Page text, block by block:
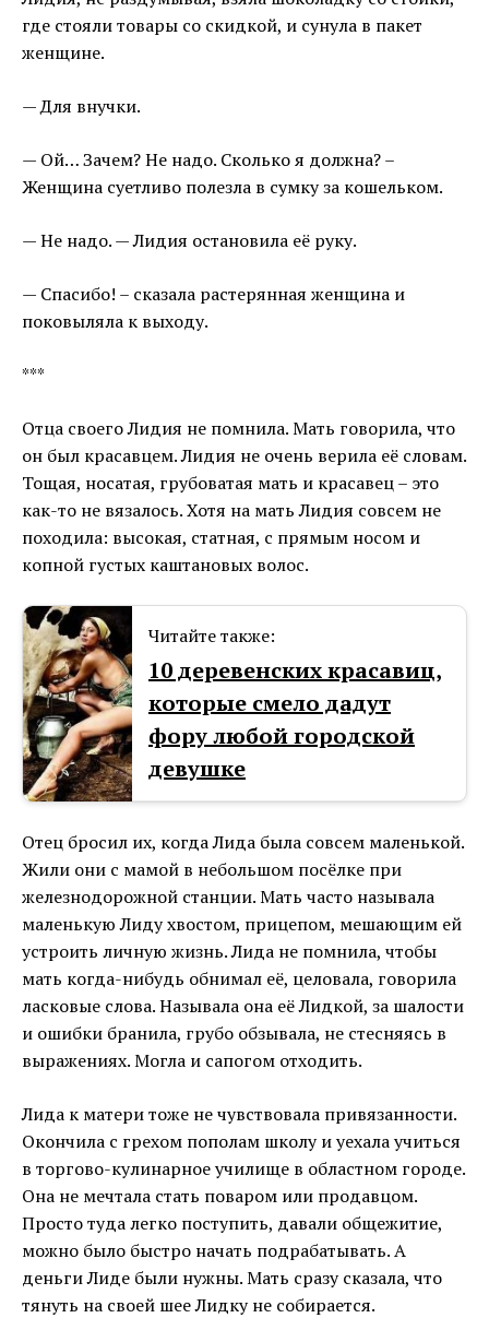
где стояли товары со скидкой, и сунула в пакет
женщине.
— Для внучки.
— Ой… Зачем? Не надо. Сколько я должна? –
Женщина суетливо полезла в сумку за кошельком.
— Не надо. — Лидия остановила её руку.
— Спасибо! – сказала растерянная женщина и
поковыляла к выходу.
***
Отца своего Лидия не помнила. Мать говорила, что
он был красавцем. Лидия не очень верила её словам.
Тощая, носатая, грубоватая мать и красавец – это
как-то не вязалось. Хотя на мать Лидия совсем не
походила: высокая, статная, с прямым носом и
копной густых каштановых волос.
Читайте также:
10 деревенских красавиц,
которые смело дадут
фору любой городской
девушке
Отец бросил их, когда Лида была совсем маленькой.
Жили они с мамой в небольшом посёлке при
железнодорожной станции. Мать часто называла
маленькую Лиду хвостом, прицепом, мешающим ей
устроить личную жизнь. Лида не помнила, чтобы
мать когда-нибудь обнимал её, целовала, говорила
ласковые слова. Называла она её Лидкой, за шалости
и ошибки бранила, грубо обзывала, не стесняясь в
выражениях. Могла и сапогом отходить.
Лида к матери тоже не чувствовала привязанности.
Окончила с грехом пополам школу и уехала учиться
в торгово-кулинарное училище в областном городе.
Она не мечтала стать поваром или продавцом.
Просто туда легко поступить, давали общежитие,
можно было быстро начать подрабатывать. А
деньги Лиде были нужны. Мать сразу сказала, что
тянуть на своей шее Лидку не собирается.